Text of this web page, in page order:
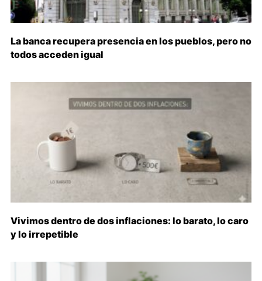
La banca recupera presencia en los pueblos, pero no
todos acceden igual
Vivimos dentro de dos inflaciones: lo barato, lo caro
y lo irrepetible